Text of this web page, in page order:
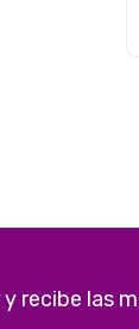
recibe las